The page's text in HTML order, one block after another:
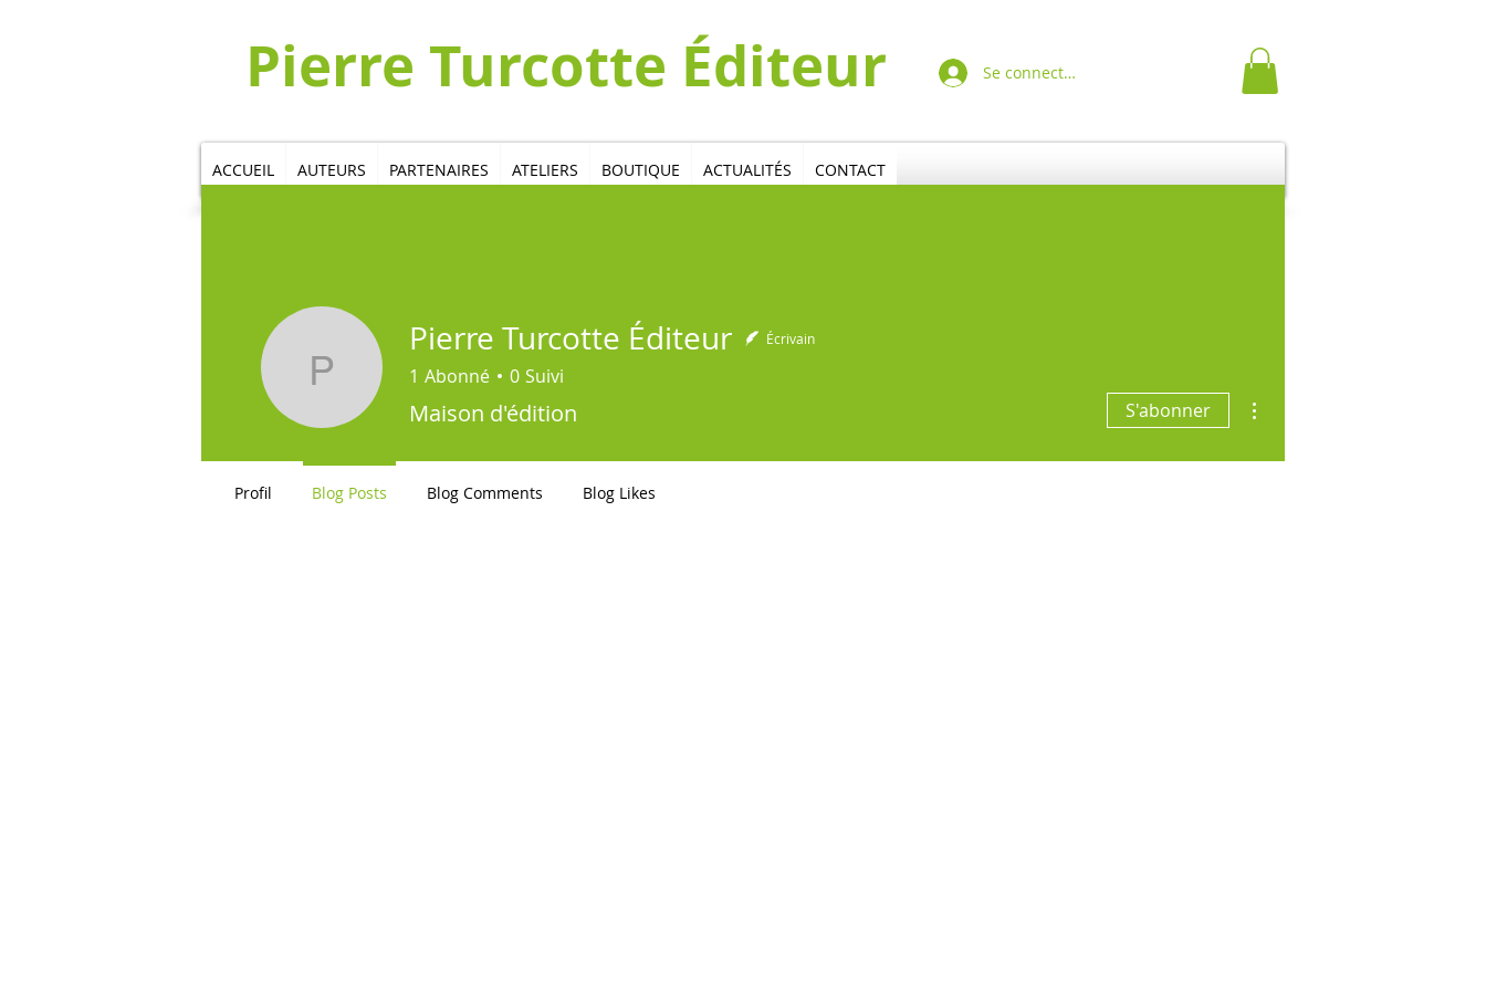
​​​​Pierre Turcotte​​​ Éditeur Se connecter
ACCUEIL AUTEURS PARTENAIRES ATELIERS BOUTIQUE ACTUALITÉS CONTACT
Pierre Turcotte Éditeur
Pierre Turcotte Éditeur Écrivain
1 Abonné 0 Suivi
Maison d'édition S'abonner
Profil Blog Posts Blog Comments Blog Likes